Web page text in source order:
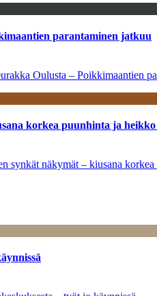
parantaminen jatkuu
Oulusta – Poikkimaantien
korkea puunhinta ja
synkät näkymät – kiusana